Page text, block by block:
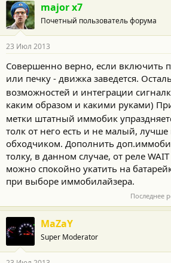
major x7
Почетный пользователь форума
23 Июл 2013
Совершенно верно, если включить
или печку - движка заведется.
возможностей и интеграции
каким образом и какими руками)
метки штатный иммобик
толк от него есть и не малый, лучше
обходчиком. Дополнить
толку, в данном случае, от реле WAIT
можно спокойно укатить на
при выборе иммобилайзера.
Последнее
MaZaY
Super Moderator